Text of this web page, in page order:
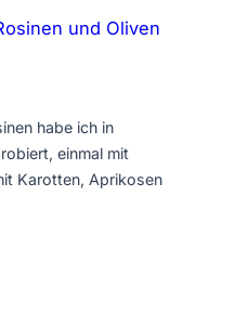
und Oliven
habe ich in
einmal mit
Karotten, Aprikosen